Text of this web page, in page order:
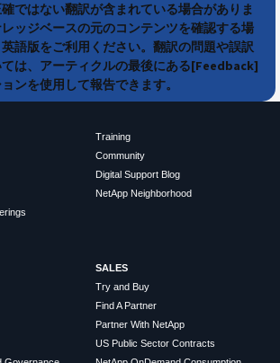
ではない翻訳が含まれている場合がありま
ッジベースの元のコンテンツを確認する場
語版をご利用ください。翻訳の問題や誤訳
は、アーティクルの最後にある[Feedback]
ンを使用して報告できます。
Training
Community
Digital Support Blog
NetApp Neighborhood
SALES
Try and Buy
Find A Partner
Partner With NetApp
US Public Sector Contracts